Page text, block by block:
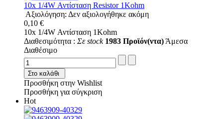
10x 1/4W Αντίσταση Resistor 1Kohm
Αξιολόγηση: Δεν αξιολογήθηκε ακόμη
0,10 €
10x 1/4W Αντίσταση 1Kohm
Διαθεσιμότητα : Σε stock 1983 Προϊόν(ντα) Άμεσα
Διαθέσιμο
Στο καλάθι
Προσθήκη στην Wishlist
Προσθήκη για σύγκριση
Hot